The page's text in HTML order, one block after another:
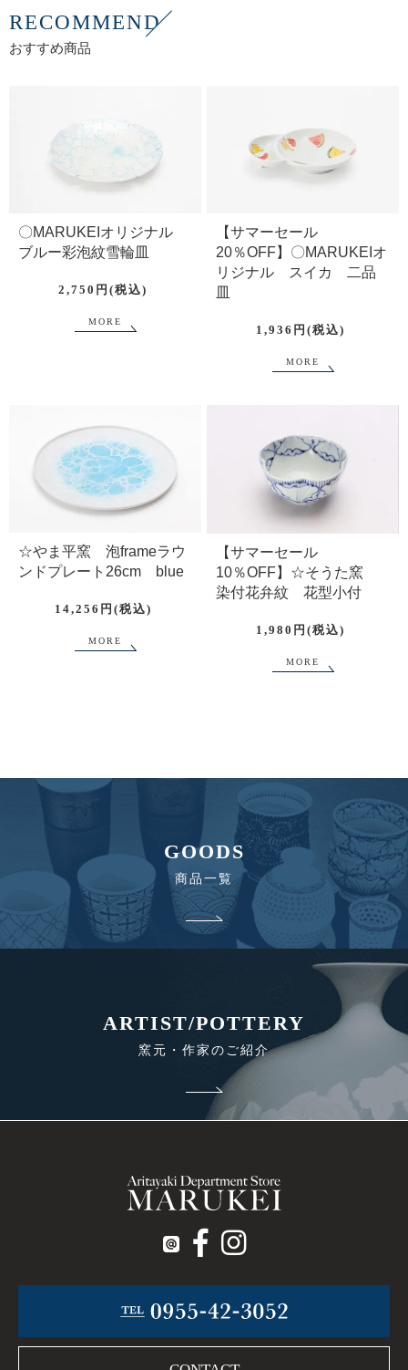
RECOMMEND
おすすめ商品
〇MARUKEIオリジナル
ブルー彩泡紋雪輪皿
2,750円(税込)
MORE
【サマーセール
20％OFF】〇MARUKEIオ
リジナル スイカ 二品
皿
1,936円(税込)
MORE
☆やま平窯 泡frameラウ
ンドプレート26cm blue
14,256円(税込)
MORE
【サマーセール
10％OFF】☆そうた窯
染付花弁紋 花型小付
1,980円(税込)
MORE
GOODS
商品一覧
ARTIST/POTTERY
窯元・作家のご紹介